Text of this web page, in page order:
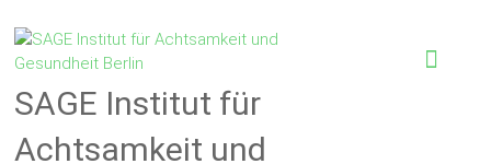
SAGE Institut für
Achtsamkeit und